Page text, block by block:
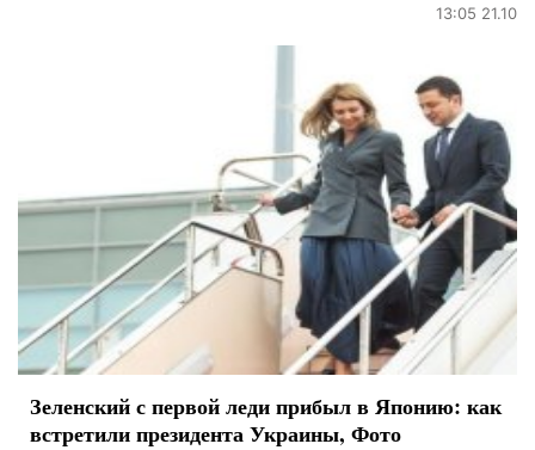
13:05 21.10
Зеленский с первой леди прибыл в Японию: как
встретили президента Украины, Фото